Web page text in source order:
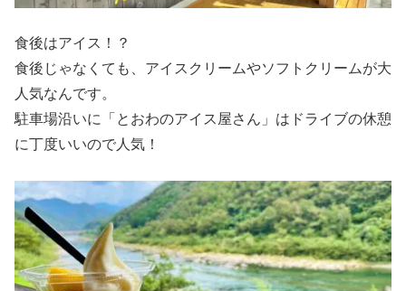
食後はアイス！？
食後じゃなくても、アイスクリームやソフトクリームが大
人気なんです。
駐車場沿いに「とおわのアイス屋さん」はドライブの休憩
に丁度いいので人気！